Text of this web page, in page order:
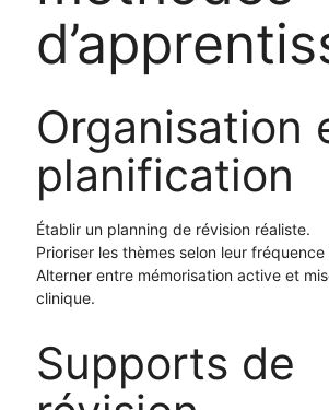
Organisation
planification
Établir un planning de révision réaliste.
Prioriser les thèmes selon leur
Alterner entre mémorisation active et
clinique.
Supports de